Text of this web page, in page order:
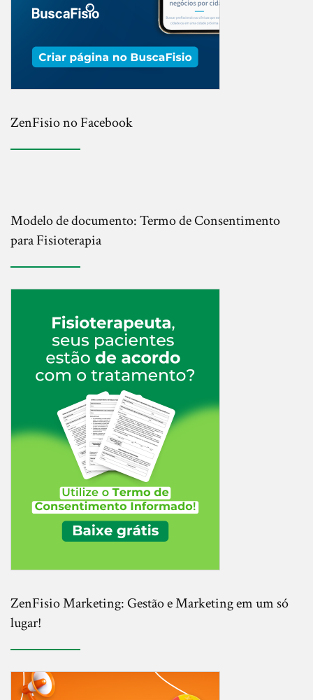
ZenFisio no Facebook
Modelo de documento: Termo de Consentimento
para Fisioterapia
ZenFisio Marketing: Gestão e Marketing em um só
lugar!